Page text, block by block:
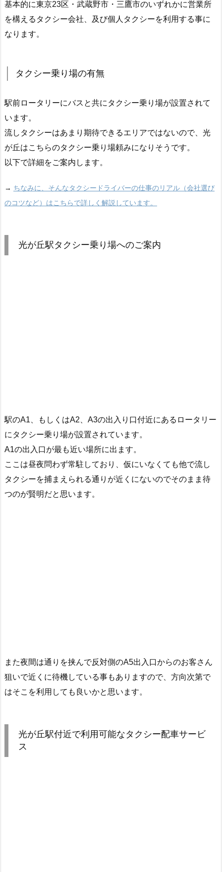
基本的に東京23区・武蔵野市・三鷹市のいずれかに営業所
を構えるタクシー会社、及び個人タクシーを利用する事に
なります。
タクシー乗り場の有無
駅前ロータリーにバスと共にタクシー乗り場が設置されて
います。
流しタクシーはあまり期待できるエリアではないので、光
が丘はこちらのタクシー乗り場頼みになりそうです。
以下で詳細をご案内します。
→ ちなみに、そんなタクシードライバーの仕事のリアル（会社選び
のコツなど）はこちらで詳しく解説しています。
光が丘駅タクシー乗り場へのご案内
駅のA1、もしくはA2、A3の出入り口付近にあるロータリー
にタクシー乗り場が設置されています。
A1の出入口が最も近い場所に出ます。
ここは昼夜問わず常駐しており、仮にいなくても他で流し
タクシーを捕まえられる通りが近くにないのでそのまま待
つのが賢明だと思います。
また夜間は通りを挟んで反対側のA5出入口からのお客さん
狙いで近くに待機している事もありますので、方向次第で
はそこを利用しても良いかと思います。
光が丘駅付近で利用可能なタクシー配車サービ
ス